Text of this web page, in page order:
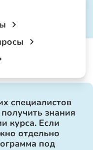
специалистов
знания
курса. Если
отдельно
под